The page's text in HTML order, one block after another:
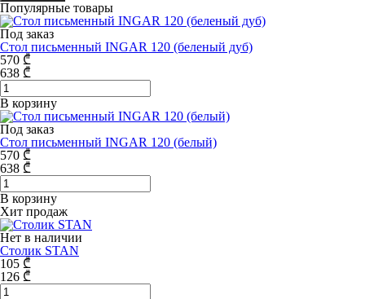
Популярные товары
Под заказ
Стол письменный INGАR 120 (беленый дуб)
570 ₾
638 ₾
В корзину
Под заказ
Стол письменный INGАR 120 (белый)
570 ₾
638 ₾
В корзину
Хит продаж
Нет в наличии
Столик STAN
105 ₾
126 ₾